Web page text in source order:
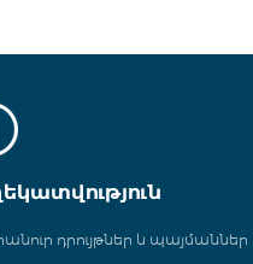
դրույթներ և պայմաններ